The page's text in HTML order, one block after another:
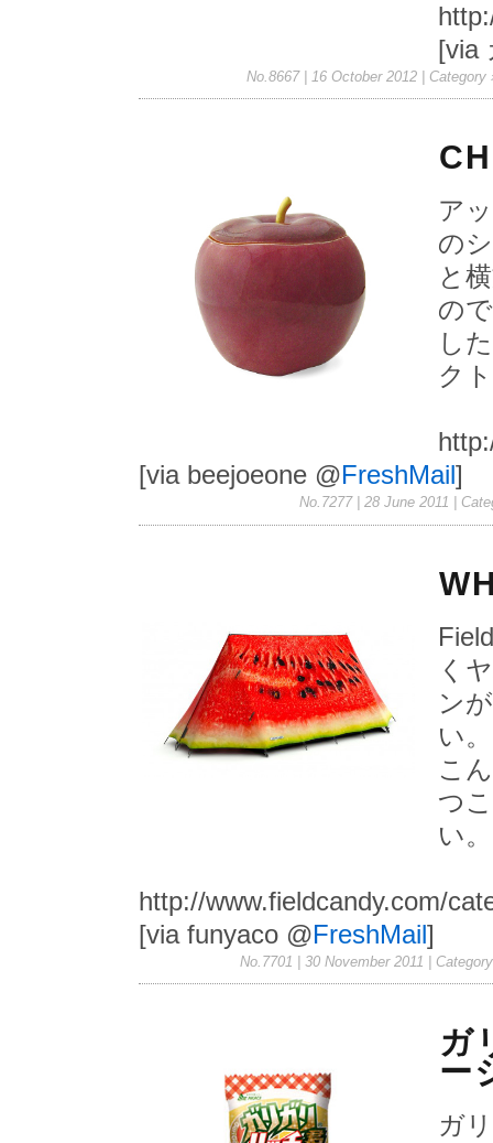
[via
No.8667 | 16 October 2012 |
ア
の
と
の
し
ク
[via beejoeone @FreshMail ]
No.7277 | 28 June 2011 |
く
ン
い
こ
つ
い
http://www.fieldcandy.com/
[via funyaco @FreshMail]
No.7701 | 30 November 2011 |
ガ
ー
ガ